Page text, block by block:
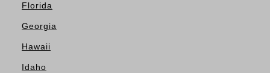
Florida
Georgia
Hawaii
Idaho